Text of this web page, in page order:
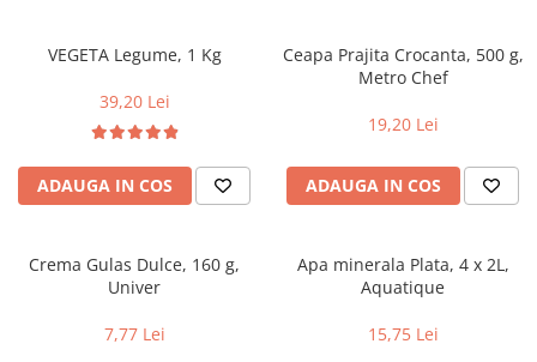
Stergatoare geam
Solutie curatat covoare
Insecticide & capcane
Produse ingrijire incaltaminte si
Masini curatat pardoseli
Odorizant camera
Produse manichiura & pedichiura
Dizolvante si tratamente pentru
Machiaj
Alcool sanitar
Uniforme medicale de unica
VEGETA Legume, 1 Kg
39,20 Lei
ADAUGA IN COS
Ceapa Prajita Crocanta, 500 g,
Metro Chef
19,20 Lei
ADAUGA IN COS
Crema Gulas Dulce, 160 g,
Univer
7,77 Lei
Apa minerala Plata, 4 x 2L,
Aquatique
15,75 Lei